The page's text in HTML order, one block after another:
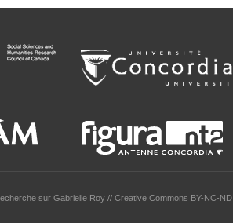
sur Gabrielle Roy // Creative Commons BY-NC-ND